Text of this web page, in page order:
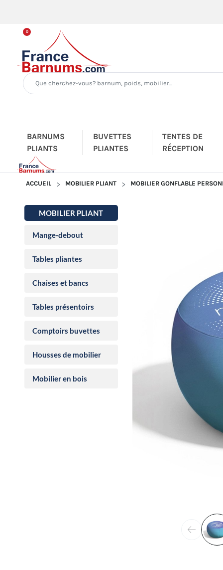
0
BARNUMS
PLIANTS
BUVETTES
PLIANTES
TENTES DE
RÉCEPTION
ACCUEIL MOBILIER PLIANT MOBILIER GONFLABLE
MOBILIER PLIANT
Mange-debout
Tables pliantes
Chaises et bancs
Tables présentoirs
Comptoirs buvettes
Housses de mobilier
Mobilier en bois